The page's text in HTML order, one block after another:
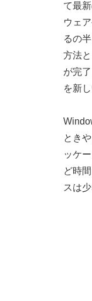
て最
ウェ
るの
方法
が完
を新
とき
ッケ
ど時
スは